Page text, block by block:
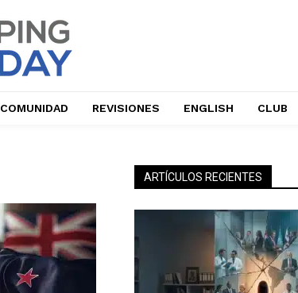
COMUNIDAD REVISIONES ENGLISH CLUB
ARTÍCULOS RECIENTES